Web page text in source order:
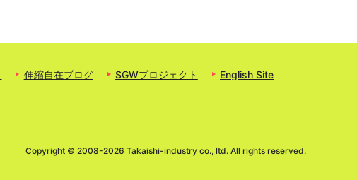
伸縮自在ブログ SGWプロジェクト English Site
Copyright © 2008-2026 Takaishi-industry co., ltd. All rights reserved.